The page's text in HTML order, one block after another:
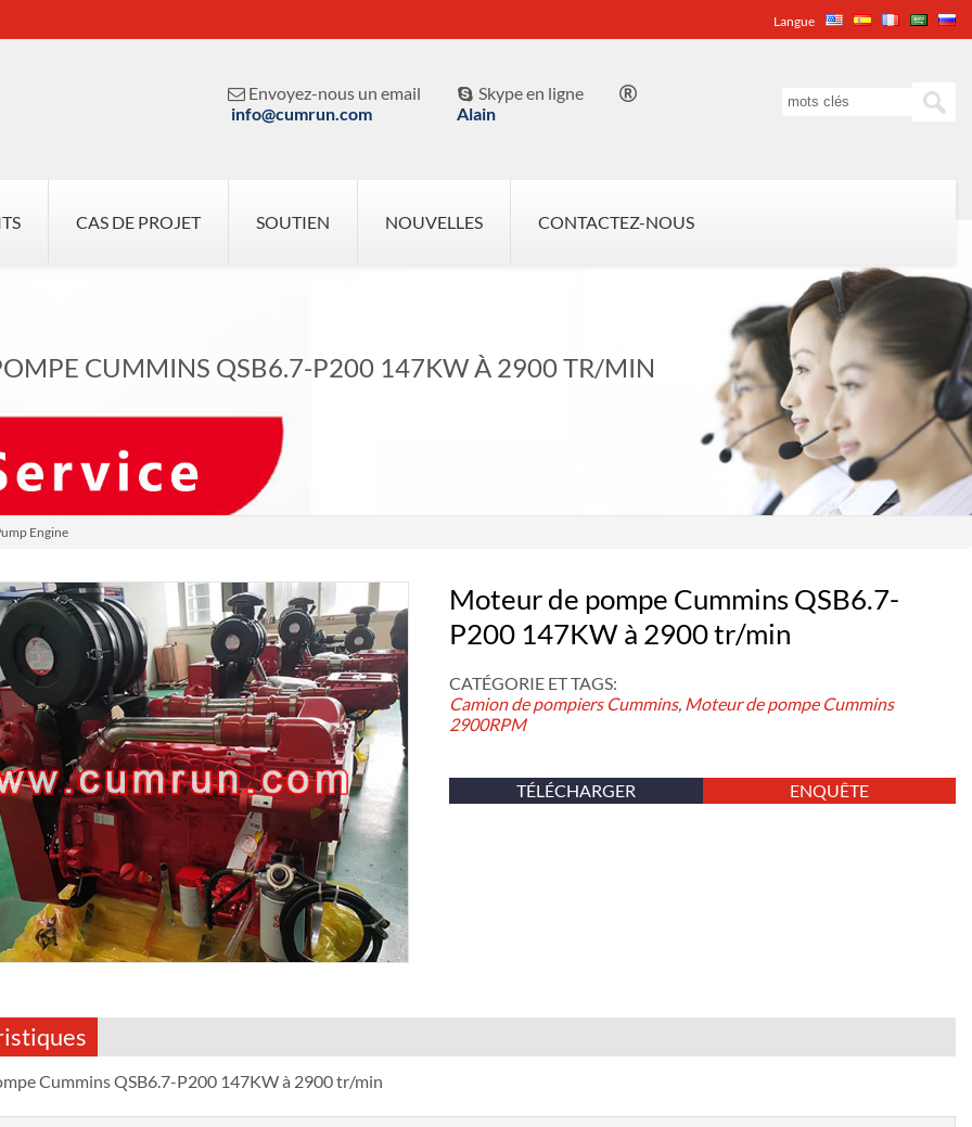
Langue
 Envoyez-nous un email
info@cumrun.com
 Skype en ligne
Alain

CAS DE PROJET SOUTIEN NOUVELLES CONTACTEZ-NOUS
CUMMINS QSB6.7-P200 147KW À 2900 TR/MIN
Engine
Moteur de pompe Cummins QSB6.7-
P200 147KW à 2900 tr/min
CATÉGORIE ET ​​TAGS:
Camion de pompiers Cummins, Moteur de pompe Cummins
2900RPM
TÉLÉCHARGER ENQUÊTE
Cummins QSB6.7-P200 147KW à 2900 tr/min